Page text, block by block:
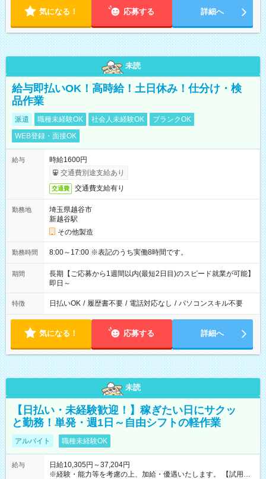
気になる！ 応募する 詳細へ
未読
給与即払いOK！高時給！土日休み！仕分け・検
品作業
派遣 職種未経験OK 社会人未経験OK
ブランクOK
WEB登録・面接OK
給与
時給1600円
交通費別途支給あり
交通費 交通費支給有り
勤務地
埼玉県越谷市
新越谷駅
その他製造
勤務時間 8:00～17:00 ※表記のうち実働8時間です。
期間
長期【ご応募から1週間以内(最短2日目)のスピード就業が可能】
即日～
特徴 日払いOK / 履歴書不要 / 電話対応なし / パソコンスキル不要
気になる！ 応募する 詳細へ
未読
【日払い・未経験歓迎！】稼ぎたい日にサクッ
と勤務！単発・週1日～自由シフトの軽作業
アルバイト 職種未経験OK
給与
日給10,305円～37,204円
※経験・能力等を考慮の上、加給・優遇いたします。 【試用期